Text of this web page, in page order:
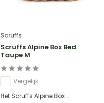
Scruffs
Scruffs Alpine Box Bed
Taupe M
Vergelijk
Het Scruffs Alpine Box ...